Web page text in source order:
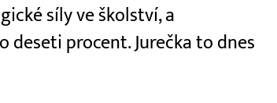
síly ve školství, a
deseti procent. Jurečka to dnes